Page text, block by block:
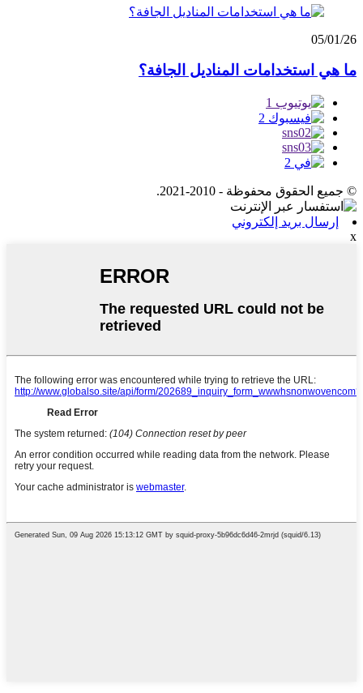
05/01/26
ما هي استخدامات المناديل الجافة؟
© جميع الحقوق محفوظة - 2010-2021.
إرسال بريد إلكتروني
x